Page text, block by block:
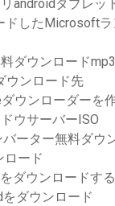
androidタブレッ
ドしたMicrosoft
ダウンロードmp3
ウンロード先
ウンローダーを
ウサーバーISO
ーター無料ダウ
ロード
ダウンロードする
ダウンロード